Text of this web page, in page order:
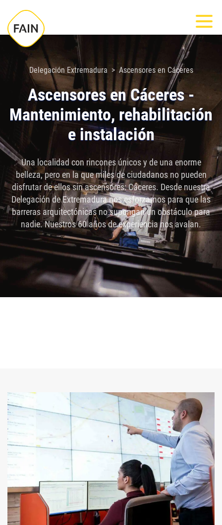
este
sitio
Delegación Extremadura Ascensores en Cáceres
Ascensores en Cáceres -
Mantenimiento, rehabilitación
e instalación
Una localidad con rincones únicos y de una enorme
belleza, pero en la que miles de ciudadanos no pueden
disfrutar de ellos sin ascensores: Cáceres. Desde nuestra
Delegación de Extremadura nos esforzamos para que las
barreras arquitectónicas no supongan un obstáculo para
nadie. Nuestros 60 años de experiencia nos avalan.